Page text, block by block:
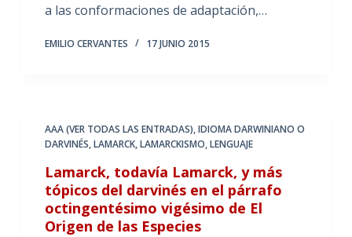
a las conformaciones de adaptación,…
EMILIO CERVANTES 17 JUNIO 2015
AAA (VER TODAS LAS ENTRADAS),IDIOMA DARWINIANO O
DARVINÉS,LAMARCK,LAMARCKISMO,LENGUAJE
Lamarck, todavía Lamarck, y más
tópicos del darvinés en el párrafo
octingentésimo vigésimo de El
Origen de las Especies